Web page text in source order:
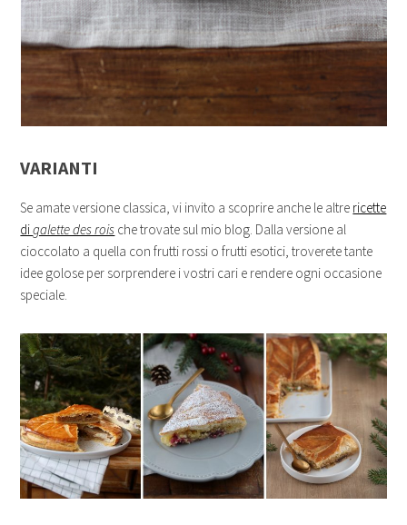
VARIANTI
Se amate versione classica, vi invito a scoprire anche le altre ricette
digalette des rois che trovate sul mio blog. Dalla versione al
cioccolato a quella con frutti rossi o frutti esotici, troverete tante
idee golose per sorprendere i vostri cari e rendere ogni occasione
speciale.